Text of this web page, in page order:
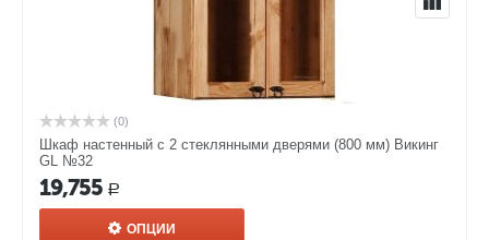
(0)
Шкаф настенный с 2 стеклянными дверями (800 мм) Викинг
GL №32
19,755 Р
ОПЦИИ